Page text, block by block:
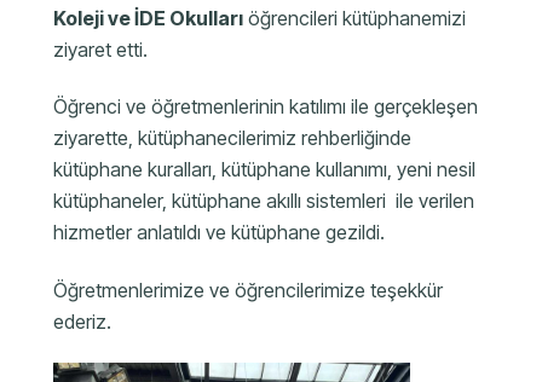
Koleji ve İDE Okulları öğrencileri kütüphanemizi
ziyaret etti.
Öğrenci ve öğretmenlerinin katılımı ile gerçekleşen
ziyarette, kütüphanecilerimiz rehberliğinde
kütüphane kuralları, kütüphane kullanımı, yeni nesil
kütüphaneler, kütüphane akıllı sistemleri ile verilen
hizmetler anlatıldı ve kütüphane gezildi.
Öğretmenlerimize ve öğrencilerimize teşekkür
ederiz.